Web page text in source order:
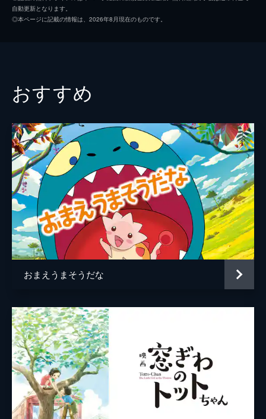
監督 新海誠
脚本 新海誠
原作 新海誠
音楽 RADWIMPS
演出 徳野悠我
居村健治
アニメーション制作 コミックス・ウェーブ・フィルム
製作
川口典孝
自動更新となります。
◎本ページに記載の情報は、2026年8月現在のものです。
おすすめ
おまえうまそうだな